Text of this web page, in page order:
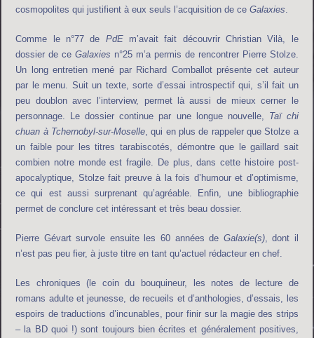
cosmopolites qui justifient à eux seuls l’acquisition de ceGalaxies
Comme le n°77 de PdEm’avait fait découvrir Christian Vilà, le
dossier de ceGalaxies n°25 m’a permis de rencontrer Pierre Stolze.
Un long entretien mené par Richard Comballot présente cet auteur
par le menu. Suit un texte, sorte d’essai introspectif qui, s’il fait un
peu doublon avec l’interview, permet là aussi de mieux cerner le
personnage. Le dossier continue par une longue nouvelle, Taï chi
chuan à Tchernobyl-sur-Moselle, qui en plus de rappeler que Stolze a
un faible pour les titres tarabiscotés, démontre que le gaillard sait
combien notre monde est fragile. De plus, dans cette histoire post-
apocalyptique, Stolze fait preuve à la fois d’humour et d’optimisme,
ce qui est aussi surprenant qu’agréable. Enfin, une bibliographie
permet de conclure cet intéressant et très beau dossier.
Pierre Gévart survole ensuite les 60 années de Galaxie(s), dont il
n’est pas peu fier, à juste titre en tant qu’actuel rédacteur en chef.
Les chroniques (le coin du bouquineur, les notes de lecture de
romans adulte et jeunesse, de recueils et d’anthologies, d’essais, les
espoirs de traductions d’incunables, pour finir sur la magie des strips
– la BD quoi !) sont toujours bien écrites et généralement positives,